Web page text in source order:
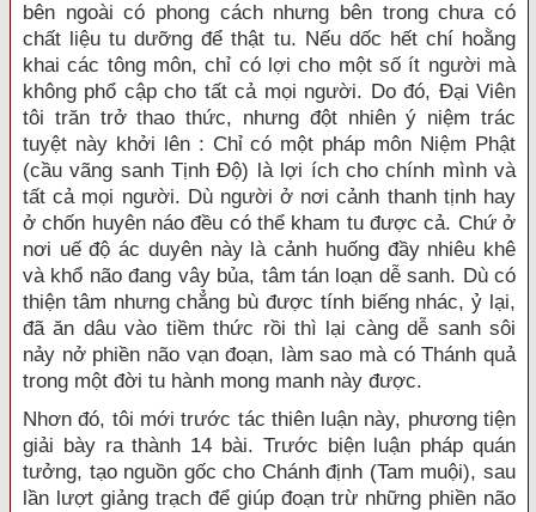
bên ngoài có phong cách nhưng bên trong chưa có
chất liệu tu dưỡng để thật tu. Nếu dốc hết chí hoằng
khai các tông môn, chỉ có lợi cho một số ít người mà
không phổ cập cho tất cả mọi người. Do đó, Đại Viên
tôi trăn trở thao thức, nhưng đột nhiên ý niệm trác
tuyệt này khởi lên : Chỉ có một pháp môn Niệm Phật
(cầu vãng sanh Tịnh Độ) là lợi ích cho chính mình và
tất cả mọi người. Dù người ở nơi cảnh thanh tịnh hay
ở chốn huyên náo đều có thể kham tu được cả. Chứ ở
nơi uế độ ác duyên này là cảnh huống đầy nhiêu khê
và khổ não đang vây bủa, tâm tán loạn dễ sanh. Dù có
thiện tâm nhưng chẳng bù được tính biếng nhác, ỷ lại,
đã ăn dâu vào tiềm thức rồi thì lại càng dễ sanh sôi
nảy nở phiền não vạn đoạn, làm sao mà có Thánh quả
trong một đời tu hành mong manh này được.
Nhơn đó, tôi mới trước tác thiên luận này, phương tiện
giải bày ra thành 14 bài. Trước biện luận pháp quán
tưởng, tạo nguồn gốc cho Chánh định (Tam muội), sau
lần lượt giảng trạch để giúp đoạn trừ những phiền não